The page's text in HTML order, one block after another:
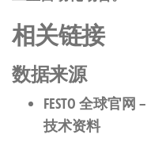
相关链接
数据来源
FESTO 全球官网
技术资料